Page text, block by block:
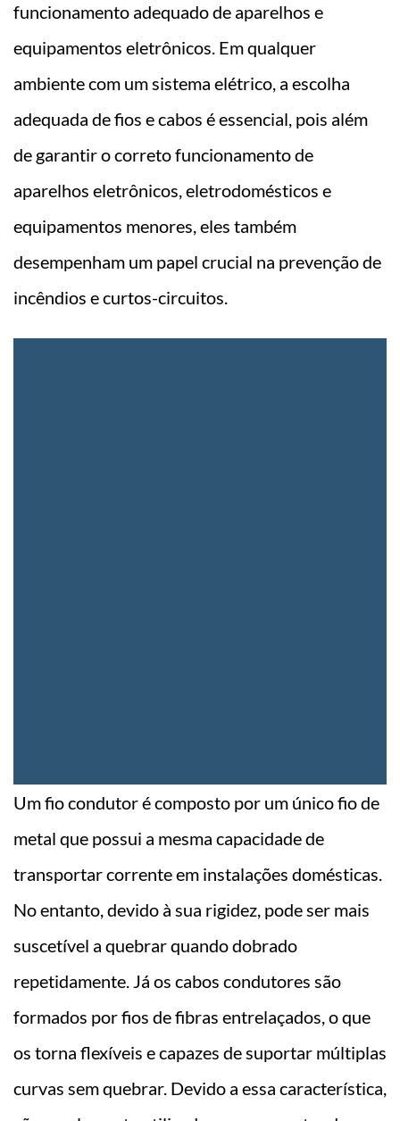
funcionamento adequado de aparelhos e
equipamentos eletrônicos. Em qualquer
ambiente com um sistema elétrico, a escolha
adequada de fios e cabos é essencial, pois além
de garantir o correto funcionamento de
aparelhos eletrônicos, eletrodomésticos e
equipamentos menores, eles também
desempenham um papel crucial na prevenção de
incêndios e curtos-circuitos.
Um fio condutor é composto por um único fio de
metal que possui a mesma capacidade de
transportar corrente em instalações domésticas.
No entanto, devido à sua rigidez, pode ser mais
suscetível a quebrar quando dobrado
repetidamente. Já os cabos condutores são
formados por fios de fibras entrelaçados, o que
os torna flexíveis e capazes de suportar múltiplas
curvas sem quebrar. Devido a essa característica,